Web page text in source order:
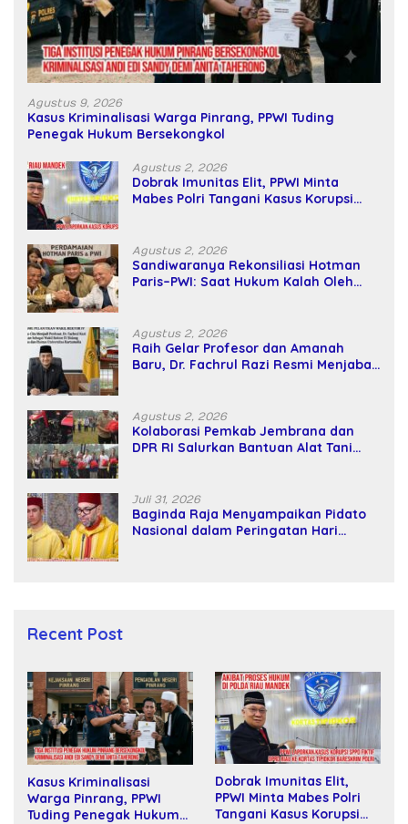
Agustus 9, 2026
Kasus Kriminalisasi Warga Pinrang, PPWI Tuding
Penegak Hukum Bersekongkol
Agustus 2, 2026
Dobrak Imunitas Elit, PPWI Minta
Mabes Polri Tangani Kasus Korupsi
Agustus 2, 2026
Sandiwaranya Rekonsiliasi Hotman
Paris–PWI: Saat Hukum Kalah Oleh
Agustus 2, 2026
Raih Gelar Profesor dan Amanah
Baru, Dr. Fachrul Razi Resmi Menjabat
Agustus 2, 2026
Kolaborasi Pemkab Jembrana dan
DPR RI Salurkan Bantuan Alat Tani
Juli 31, 2026
Baginda Raja Menyampaikan Pidato
Nasional dalam Peringatan Hari
Recent Post
Kasus Kriminalisasi
Warga Pinrang, PPWI
Tuding Penegak Hukum
Dobrak Imunitas Elit,
PPWI Minta Mabes Polri
Tangani Kasus Korupsi